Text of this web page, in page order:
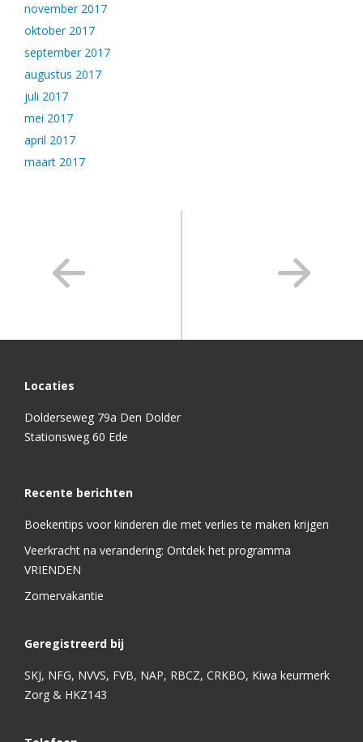
november 2017
oktober 2017
september 2017
augustus 2017
juli 2017
mei 2017
april 2017
maart 2017
Locaties
Dolderseweg 79a Den Dolder
Stationsweg 60 Ede
Recente berichten
Boekentips voor kinderen die met verlies te maken krijgen
Veerkracht na verandering: Ontdek het programma
VRIENDEN
Zomervakantie
Geregistreerd bij
SKJ, NFG, NVVS, FVB, NAP, RBCZ, CRKBO, Kiwa keurmerk
Zorg & HKZ143